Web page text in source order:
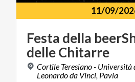
11/09/
Festa della
delleChitarre
Cortile Teresiano - Università
Leonardo da Vinci, Pavia